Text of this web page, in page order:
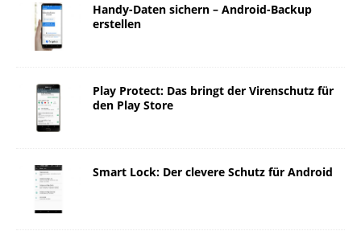
Handy-Daten sichern – Android-Backup
erstellen
Play Protect: Das bringt der Virenschutz für
den Play Store
Smart Lock: Der clevere Schutz für Android